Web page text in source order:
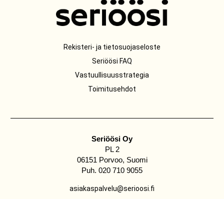
Rekisteri- ja tietosuojaseloste
Seriöösi FAQ
Vastuullisuusstrategia
Toimitusehdot
Seriöösi Oy
PL 2
06151 Porvoo, Suomi
Puh. 020 710 9055
asiakaspalvelu@serioosi.fi